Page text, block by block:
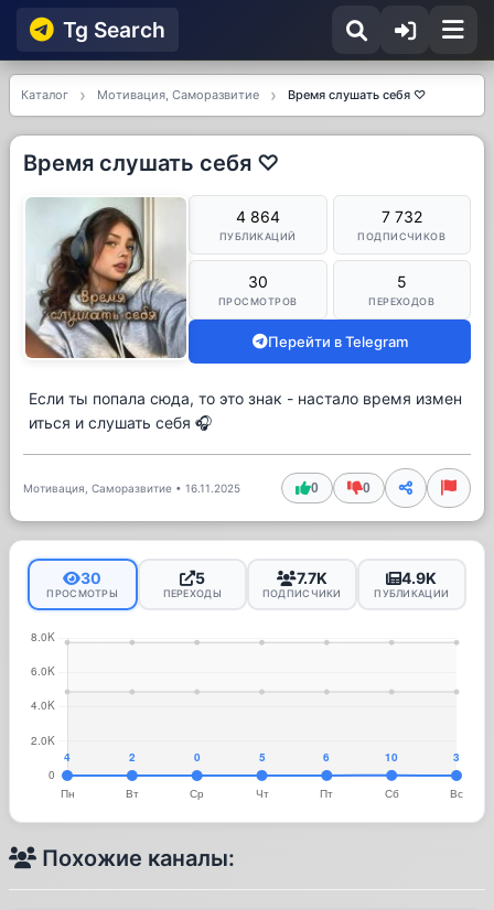
Tg Searсh
Каталог Мотивация, Саморазвитие Время слушать себя ♡
Время слушать себя ♡
4 864
ПУБЛИКАЦИЙ
7 732
ПОДПИСЧИКОВ
30
ПРОСМОТРОВ
5
ПЕРЕХОДОВ
Перейти в Telegram
Если ты попала сюда, то это знак - настало время измен
иться и слушать себя 🎧
Мотивация, Саморазвитие • 16.11.2025 0 0
30
ПРОСМОТРЫ
5
ПЕРЕХОДЫ
7.7K
ПОДПИСЧИКИ
4.9K
ПУБЛИКАЦИИ
Похожие каналы: